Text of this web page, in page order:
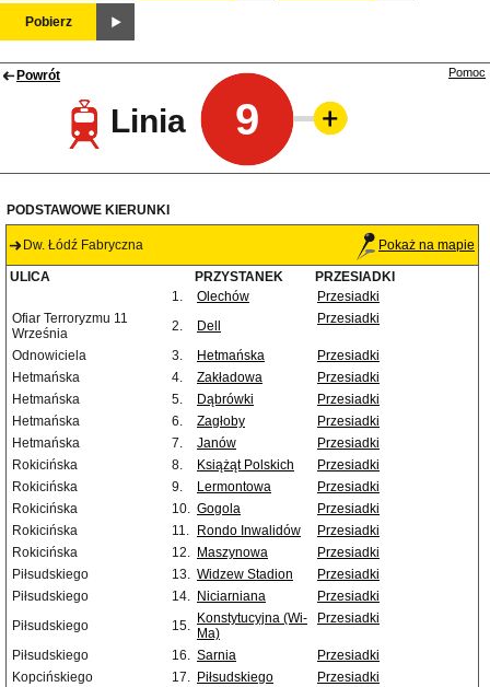
Pobierz
Powrót
Linia 9
Pomoc
PODSTAWOWE KIERUNKI
Dw. Łódź Fabryczna Pokaż na mapie
ULICA PRZYSTANEK
PRZESIADKI
1.
Olechów
Przesiadki
Ofiar Terroryzmu 11
Września
2. Dell Przesiadki
Odnowiciela 3. Hetmańska
Przesiadki
Hetmańska
4. Zakładowa
Przesiadki
Hetmańska
5. Dąbrówki
Przesiadki
Hetmańska
6. Zagłoby
Przesiadki
Hetmańska
7. Janów
Przesiadki
Rokicińska
8. Książąt Polskich
Przesiadki
Rokicińska
9. Lermontowa
Przesiadki
Rokicińska
10. Gogola
Przesiadki
Rokicińska
11. Rondo Inwalidów
Przesiadki
Rokicińska
12. Maszynowa
Przesiadki
Piłsudskiego
13. Widzew Stadion
Przesiadki
Piłsudskiego
14. Niciarniana
Przesiadki
Piłsudskiego
15. Konstytucyjna (Wi-
Ma)
Przesiadki
Piłsudskiego 16. Sarnia
Przesiadki
Kopcińskiego
17. Piłsudskiego
Przesiadki